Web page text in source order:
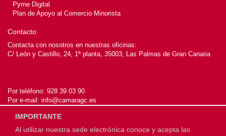
Pyme Digital
Plan de Apoyo al Comercio Minorista
Contacto
Contacta con nosotros en nuestras oficinas:
C/ León y Castillo, 24, 1ª planta, 35003, Las Palmas de Gran Canaria
Por teléfono: 928 39 03 90
Por e-mail: info@camaragc.es
© 2026Cámara de Gran Canaria
IMPORTANTE
Al utilizar nuestra sede electrónica conoce y acepta las